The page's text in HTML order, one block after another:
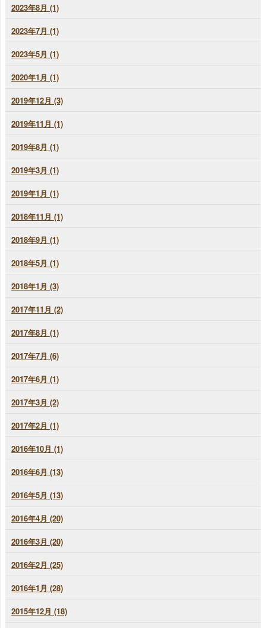
2023年8月 (1)
2023年7月 (1)
2023年5月 (1)
2020年1月 (1)
2019年12月 (3)
2019年11月 (1)
2019年8月 (1)
2019年3月 (1)
2019年1月 (1)
2018年11月 (1)
2018年9月 (1)
2018年5月 (1)
2018年1月 (3)
2017年11月 (2)
2017年8月 (1)
2017年7月 (6)
2017年6月 (1)
2017年3月 (2)
2017年2月 (1)
2016年10月 (1)
2016年6月 (13)
2016年5月 (13)
2016年4月 (20)
2016年3月 (20)
2016年2月 (25)
2016年1月 (28)
2015年12月 (18)